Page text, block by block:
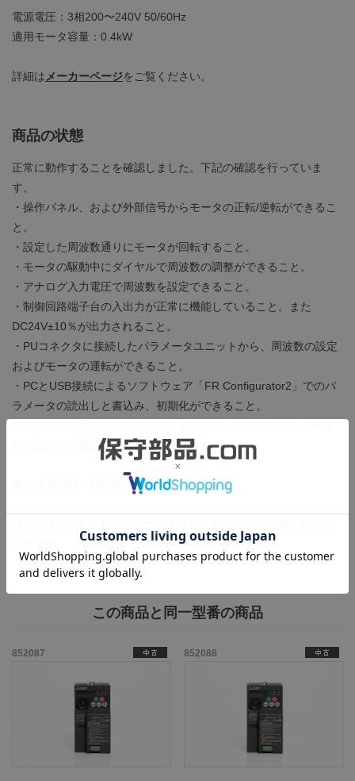
電源電圧：3相200〜240V 50/60Hz
適用モータ容量：0.4kW
詳細はメーカーページをご覧ください。
商品の状態
正常に動作することを確認しました。下記の確認を行っていま
す。
・操作パネル、および外部信号からモータの正転/逆転ができるこ
と。
・設定した周波数通りにモータが回転すること。
・モータの駆動中にダイヤルで周波数の調整ができること。
・アナログ入力電圧で周波数を設定できること。
・制御回路端子台の入出力が正常に機能していること。また
DC24V±10％が出力されること。
・PUコネクタに接続したパラメータユニットから、周波数の設定
およびモータの運転ができること。
・PCとUSB接続によるソフトウェア「FR Configurator2」でのパ
ラメータの読出しと書込み、初期化ができること。
を初期化し工場出荷状態に戻しています。
この商品と同一型番の商品
852087 852088